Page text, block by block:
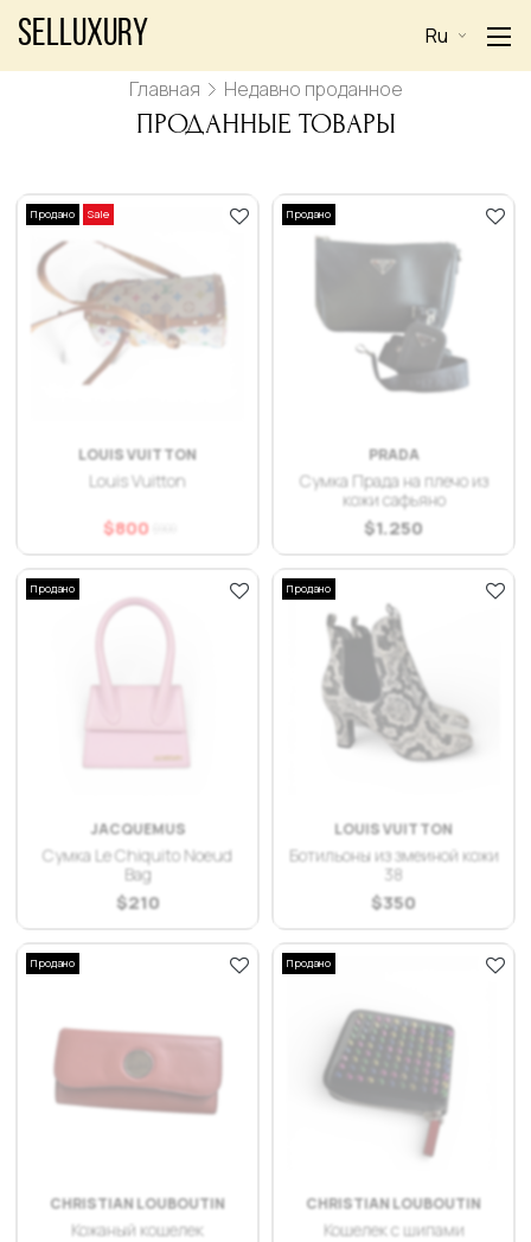
Selluxury Ru
Главная Недавно проданное
ПРОДАННЫЕ ТОВАРЫ
Продано Sale
LOUIS VUITTON
Louis Vuitton
800
$
Продано
PRADA
Сумка Прада на плечо из
кожи сафьяно
1.250
$
Продано
JACQUEMUS
Сумка Le Chiquito Noeud
Bag
210
$
Продано
LOUIS VUITTON
Ботильоны из змеиной кожи
38
350
$
Продано
CHRISTIAN LOUBOUTIN
Кожаный кошелек
Продано
CHRISTIAN LOUBOUTIN
Кошелек с шипами